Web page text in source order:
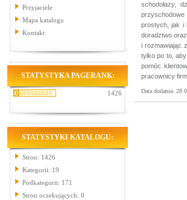
Przyjaciele
Mapa katalogu
Kontakt
STATYSTYKA PAGERANK:
1426
STATYSTYKI KATALOGU:
Stron: 1426
Kategorii: 19
Podkategorii: 171
Stron oczekujących: 0
schodołazy,
prostych, jak i
doradztwo
i rozmawiając
tylko po to,
pomóc
pracownicy
Data dodania: 28